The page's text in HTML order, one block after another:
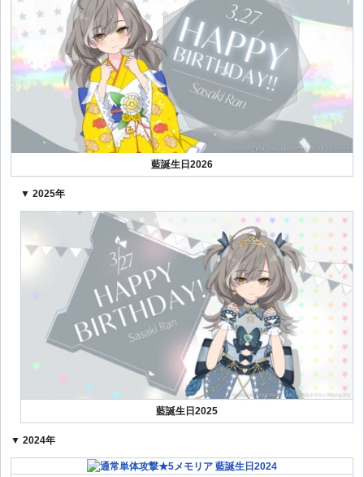
藍誕生日2026
▼ 2025年
藍誕生日2025
▼ 2024年